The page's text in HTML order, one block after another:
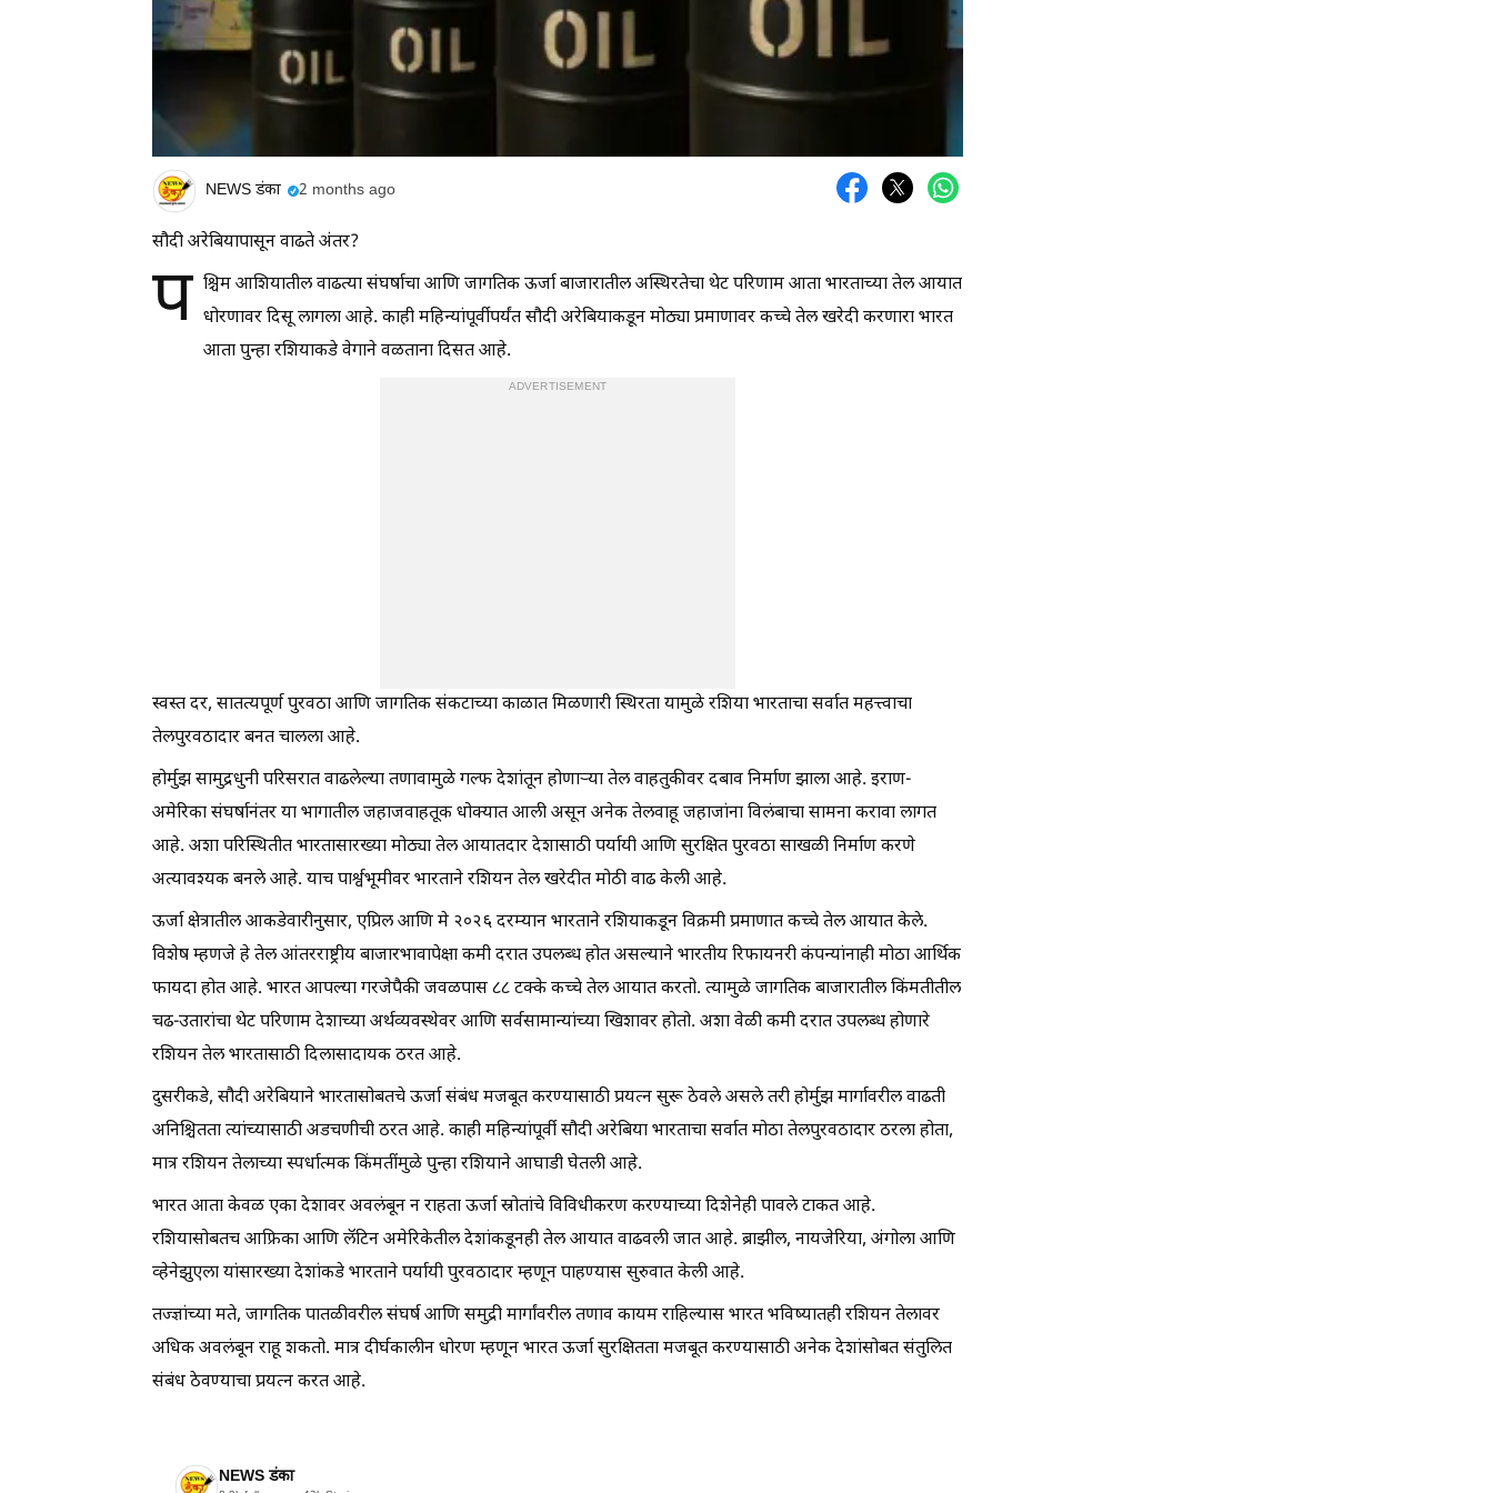
NEWS डंका 2 months ago
सौदी अरेबियापासून वाढते अंतर?
प श्चिम आशियातील वाढत्या संघर्षाचा आणि जागतिक ऊर्जा बाजारातील अस्थिरतेचा थेट परिणाम आता भारताच्या तेल आयात
धोरणावर दिसू लागला आहे. काही महिन्यांपूर्वीपर्यंत सौदी अरेबियाकडून मोठ्या प्रमाणावर कच्चे तेल खरेदी करणारा भारत
आता पुन्हा रशियाकडे वेगाने वळताना दिसत आहे.
ADVERTISEMENT
स्वस्त दर, सातत्यपूर्ण पुरवठा आणि जागतिक संकटाच्या काळात मिळणारी स्थिरता यामुळे रशिया भारताचा सर्वात महत्त्वाचा
तेलपुरवठादार बनत चालला आहे.
होर्मुझ सामुद्रधुनी परिसरात वाढलेल्या तणावामुळे गल्फ देशांतून होणाऱ्या तेल वाहतुकीवर दबाव निर्माण झाला आहे. इराण-
अमेरिका संघर्षानंतर या भागातील जहाजवाहतूक धोक्यात आली असून अनेक तेलवाहू जहाजांना विलंबाचा सामना करावा लागत
आहे. अशा परिस्थितीत भारतासारख्या मोठ्या तेल आयातदार देशासाठी पर्यायी आणि सुरक्षित पुरवठा साखळी निर्माण करणे
अत्यावश्यक बनले आहे. याच पार्श्वभूमीवर भारताने रशियन तेल खरेदीत मोठी वाढ केली आहे.
ऊर्जा क्षेत्रातील आकडेवारीनुसार, एप्रिल आणि मे २०२६ दरम्यान भारताने रशियाकडून विक्रमी प्रमाणात कच्चे तेल आयात केले.
विशेष म्हणजे हे तेल आंतरराष्ट्रीय बाजारभावापेक्षा कमी दरात उपलब्ध होत असल्याने भारतीय रिफायनरी कंपन्यांनाही मोठा आर्थिक
फायदा होत आहे. भारत आपल्या गरजेपैकी जवळपास ८८ टक्के कच्चे तेल आयात करतो. त्यामुळे जागतिक बाजारातील किंमतीतील
चढ-उतारांचा थेट परिणाम देशाच्या अर्थव्यवस्थेवर आणि सर्वसामान्यांच्या खिशावर होतो. अशा वेळी कमी दरात उपलब्ध होणारे
रशियन तेल भारतासाठी दिलासादायक ठरत आहे.
दुसरीकडे, सौदी अरेबियाने भारतासोबतचे ऊर्जा संबंध मजबूत करण्यासाठी प्रयत्न सुरू ठेवले असले तरी होर्मुझ मार्गावरील वाढती
अनिश्चितता त्यांच्यासाठी अडचणीची ठरत आहे. काही महिन्यांपूर्वी सौदी अरेबिया भारताचा सर्वात मोठा तेलपुरवठादार ठरला होता,
मात्र रशियन तेलाच्या स्पर्धात्मक किंमतींमुळे पुन्हा रशियाने आघाडी घेतली आहे.
भारत आता केवळ एका देशावर अवलंबून न राहता ऊर्जा स्रोतांचे विविधीकरण करण्याच्या दिशेनेही पावले टाकत आहे.
रशियासोबतच आफ्रिका आणि लॅटिन अमेरिकेतील देशांकडूनही तेल आयात वाढवली जात आहे. ब्राझील, नायजेरिया, अंगोला आणि
व्हेनेझुएला यांसारख्या देशांकडे भारताने पर्यायी पुरवठादार म्हणून पाहण्यास सुरुवात केली आहे.
तज्ज्ञांच्या मते, जागतिक पातळीवरील संघर्ष आणि समुद्री मार्गांवरील तणाव कायम राहिल्यास भारत भविष्यातही रशियन तेलावर
अधिक अवलंबून राहू शकतो. मात्र दीर्घकालीन धोरण म्हणून भारत ऊर्जा सुरक्षितता मजबूत करण्यासाठी अनेक देशांसोबत संतुलित
संबंध ठेवण्याचा प्रयत्न करत आहे.
NEWS डंका